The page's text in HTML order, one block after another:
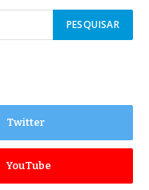
Twitter
YouTube